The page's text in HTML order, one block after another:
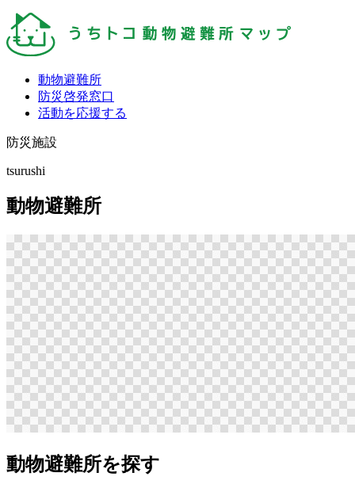
動物避難所
防災啓発窓口
活動を応援する
防災施設
tsurushi
動物避難所
動物避難所を探す